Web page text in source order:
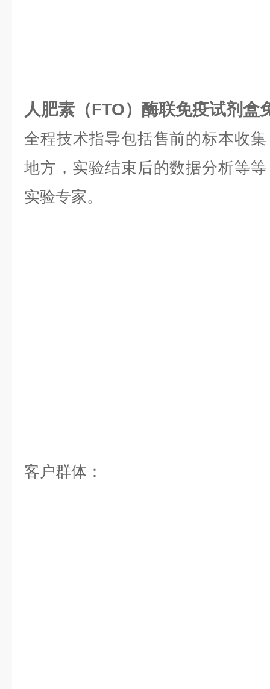
人肥素（FTO）酶联免疫试剂盒
全程技术指导包括售前的标本收
地方，实验结束后的数据分析等
实验专家。
客户群体：